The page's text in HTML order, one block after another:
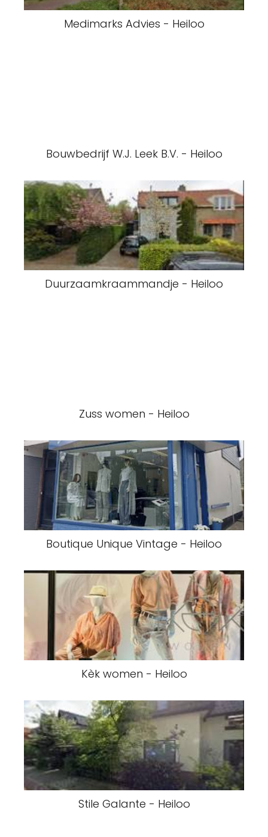
Medimarks Advies - Heiloo
Bouwbedrijf W.J. Leek B.V. - Heiloo
Duurzaamkraammandje - Heiloo
Zuss women - Heiloo
Boutique Unique Vintage - Heiloo
Kèk women - Heiloo
Stile Galante - Heiloo